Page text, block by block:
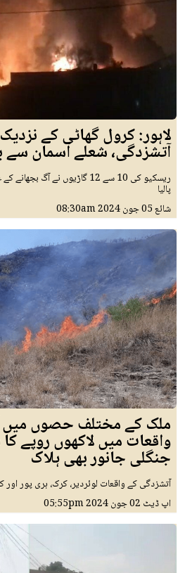
لاہور: کرول گھاٹی کے
آتشزدگی، شعلے آسمان سے
ریسکیو کی 10 سے 12 گاڑیوں نے
پالیا
شائع05 جون 2024 08:30am
ملک کے مختلف حصوں میں
واقعات میں لاکھوں روپے
جنگلی جانور بھی ہلاک
آتشزدگی کے واقعات لوئردیر، کرک، ہری پور
اپ ڈیٹ 02 جون 2024 05:55pm